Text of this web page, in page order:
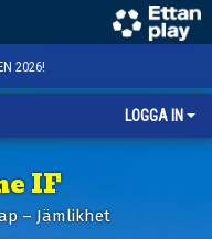
2026!
LOGGA IN
IF
– Jämlikhet